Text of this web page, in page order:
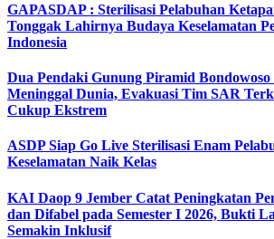
GAPASDAP : Sterilisasi Pelabuhan
Tonggak Lahirnya Budaya Keselamatan
Indonesia
Dua Pendaki Gunung Piramid
Meninggal Dunia, Evakuasi Tim SAR
Cukup Ekstrem
ASDP Siap Go Live Sterilisasi Enam
Keselamatan Naik Kelas
KAI Daop 9 Jember Catat Peningkatan
dan Difabel pada Semester I 2026, Bukti
Semakin Inklusif